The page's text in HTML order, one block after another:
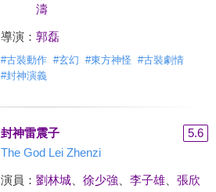
濤
導演： 郭磊
#古裝動作 #玄幻 #東方神怪 #古裝劇情
#封神演義
封神雷震子
5.6
The God Lei Zhenzi
演員： 劉林城、 徐少強 李子雄、 張欣